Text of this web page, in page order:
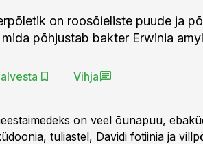
on roosõieliste puude ja
põhjustab bakter Erwinia
Vihja
on veel õunapuu,
tuliastel, Davidi fotiinia ja